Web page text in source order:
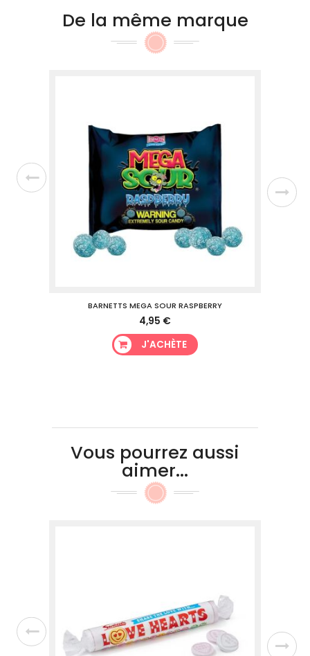
De la même marque
BARNETTS MEGA SOUR RASPBERRY
4,95 €
J'ACHÈTE
Vous pourrez aussi
aimer...